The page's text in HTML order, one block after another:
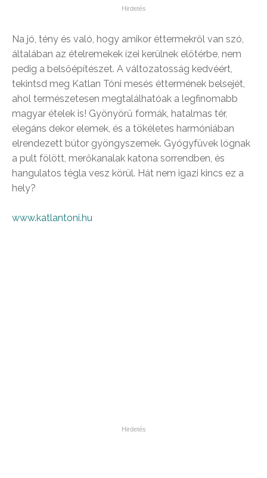
Na jó, tény és való, hogy amikor éttermekről van szó,
általában az ételremekek ízei kerülnek előtérbe, nem
pedig a belsőépítészet. A változatosság kedvéért,
tekintsd meg Katlan Tóni mesés éttermének belsejét,
ahol természetesen megtalálhatóak a legfinomabb
magyar ételek is! Gyönyörű formák, hatalmas tér,
elegáns dekor elemek, és a tökéletes harmóniában
elrendezett bútor gyöngyszemek. Gyógyfüvek lógnak
a pult fölött, merőkanalak katona sorrendben, és
hangulatos tégla vesz körül. Hát nem igazi kincs ez a
hely?
www.katlantoni.hu